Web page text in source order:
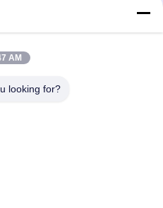
AM
looking for?